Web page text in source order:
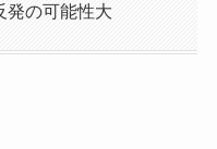
発の可能性大